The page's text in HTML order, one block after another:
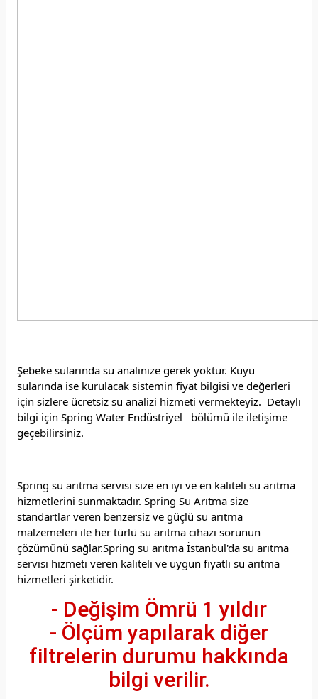
Şebeke sularında su analinize gerek yoktur. Kuyu
sularında ise kurulacak sistemin fiyat bilgisi ve değerleri
için sizlere ücretsiz su analizi hizmeti vermekteyiz. Detaylı
bilgi için Spring Water Endüstriyel bölümü ile iletişime
geçebilirsiniz.
Spring su arıtma servisi size en iyi ve en kaliteli su arıtma
hizmetlerini sunmaktadır. Spring Su Arıtma size
standartlar veren benzersiz ve güçlü su arıtma
malzemeleri ile her türlü su arıtma cihazı sorunun
çözümünü sağlar.Spring su arıtma İstanbul'da su arıtma
servisi hizmeti veren kaliteli ve uygun fiyatlı su arıtma
hizmetleri şirketidir.
- Değişim Ömrü 1 yıldır
- Ölçüm yapılarak diğer
filtrelerin durumu hakkında
bilgi verilir.